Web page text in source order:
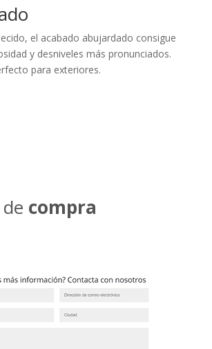
el acabado abujardado consigue
y desniveles más pronunciados.
para exteriores.
compra